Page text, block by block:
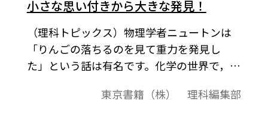
小さな思い付きから大きな発見！
（理科トピックス）物理学者ニュートンは
「りんごの落ちるのを見て重力を発見し
た」という話は有名です。化学の世界で，フ
夢を見て環状のベンゼンの構造式を思い付
東京書籍（株） 理科編集部